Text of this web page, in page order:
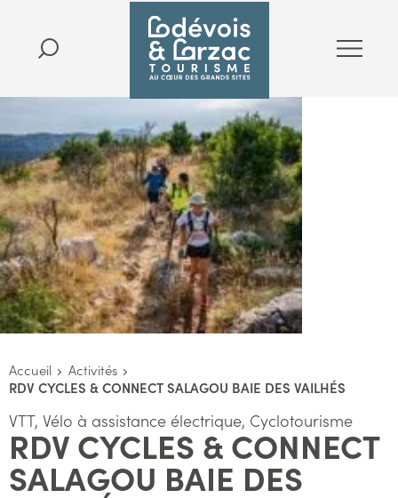
Accueil
Activités
RDV CYCLES & CONNECT SALAGOU BAIE DES VAILHÉS
VTT, Vélo à assistance électrique, Cyclotourisme
RDV CYCLES & CONNECT
SALAGOU BAIE DES